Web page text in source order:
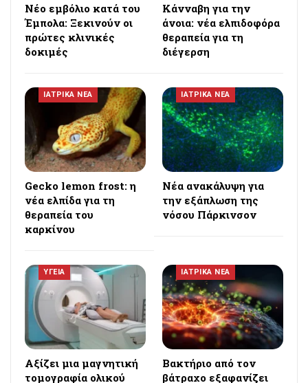
Νέο εμβόλιο κατά του
Έμπολα: Ξεκινούν οι
πρώτες κλινικές
δοκιμές
Κάνναβη για την
άνοια: νέα ελπιδοφόρα
θεραπεία για τη
διέγερση
ΙΑΤΡΙΚΑ ΝΕΑ
Gecko lemon frost: η
νέα ελπίδα για τη
θεραπεία του
καρκίνου
ΙΑΤΡΙΚΑ ΝΕΑ
Νέα ανακάλυψη για
την εξάπλωση της
νόσου Πάρκινσον
ΥΓΕΙΑ
Αξίζει μια μαγνητική
τομογραφία ολικού
ΙΑΤΡΙΚΑ ΝΕΑ
Βακτήριο από τον
βάτραχο εξαφανίζει